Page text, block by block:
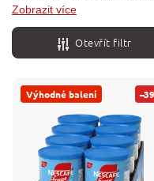
DallmayrProdomo a Crema
JacobsKrönung,
Auslese aEillesCaffe Crema
Zobrazit více
Otevřít filtr
Výhodné balení